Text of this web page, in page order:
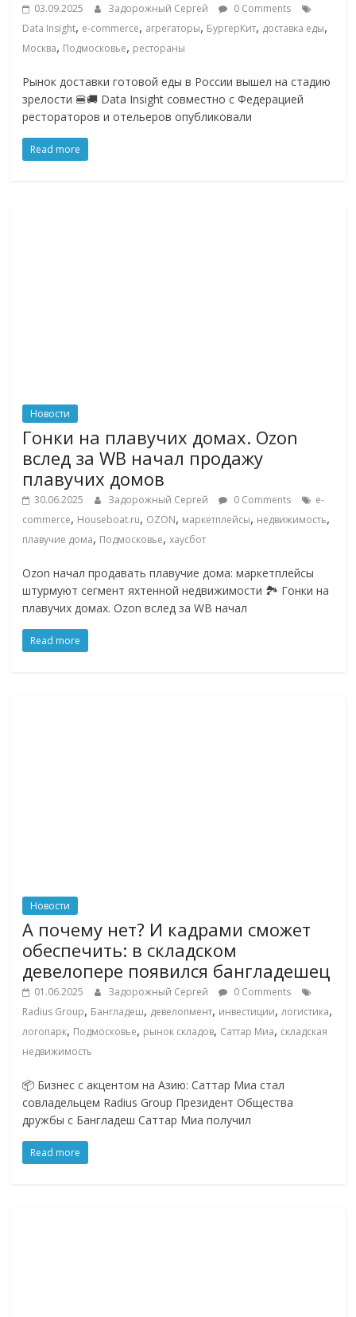
03.09.2025 Задорожный Сергей
0 Comments
Data Insight, e-commerce, агрегаторы, БургерКит, доставка еды,
Москва, Подмосковье, рестораны
Рынок доставки готовой еды в России вышел на стадию
зрелости 🍔🚚 Data Insight совместно с Федерацией
рестораторов и отельеров опубликовали
Read more
Новости
Гонки на плавучих домах. Ozon
вслед за WB начал продажу
плавучих домов
30.06.2025 Задорожный Сергей 0 Comments
e-
commerce, Houseboat.ru, OZON, маркетплейсы, недвижимость,
плавучие дома, Подмосковье,хаусбот
Ozon начал продавать плавучие дома: маркетплейсы
штурмуют сегмент яхтенной недвижимости 🏞 Гонки на
плавучих домах. Ozon вслед за WB начал
Read more
Новости
А почему нет? И кадрами сможет
обеспечить: в складском
девелопере появился бангладешец
01.06.2025 Задорожный Сергей
0 Comments
Radius Group, Бангладеш, девелопмент, инвестиции,логистика,
логопарк, Подмосковье, рынок складов, Саттар Миа, складская
недвижимость
📦 Бизнес с акцентом на Азию: Саттар Миа стал
совладельцем Radius Group Президент Общества
дружбы с Бангладеш Саттар Миа получил
Read more